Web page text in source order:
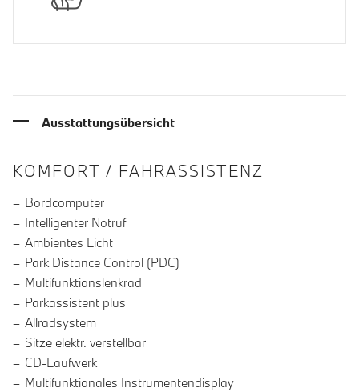
Ausstattungsübersicht
INFORMATIONEN ÜBER DIE
KOMFORT / FAHRASSISTENZ
Bordcomputer
Intelligenter Notruf
Ambientes Licht
Park Distance Control (PDC)
Multifunktionslenkrad
Parkassistent plus
Allradsystem
Sitze elektr. verstellbar
CD-Laufwerk
Multifunktionales Instrumentendisplay